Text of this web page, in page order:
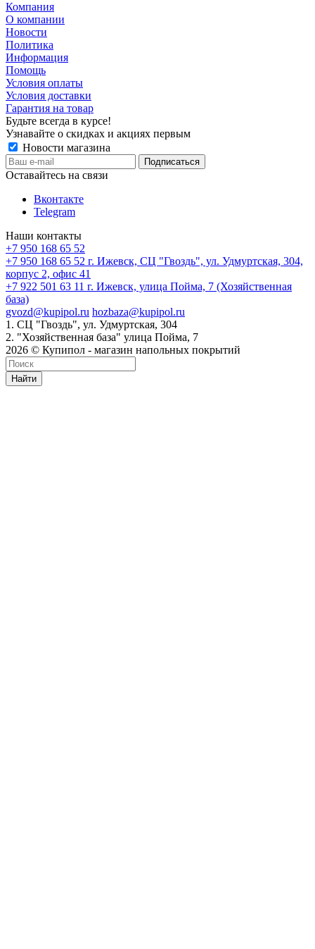
Компания
О компании
Новости
Политика
Информация
Помощь
Условия оплаты
Условия доставки
Гарантия на товар
Будьте всегда в курсе!
Узнавайте о скидках и акциях первым
Новости магазина
Оставайтесь на связи
Вконтакте
Telegram
Наши контакты
+7 950 168 65 52
+7 950 168 65 52 г. Ижевск, СЦ "Гвоздь", ул. Удмуртская, 304,
корпус 2, офис 41
+7 922 501 63 11 г. Ижевск, улица Пойма, 7 (Хозяйственная
база)
gvozd@kupipol.ru hozbaza@kupipol.ru
1. СЦ "Гвоздь", ул. Удмуртская, 304
2. "Хозяйственная база" улица Пойма, 7
2026 © Купипол - магазин напольных покрытий
Найти